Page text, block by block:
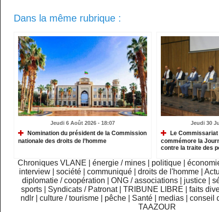
Dans la même rubrique :
Jeudi 6 Août 2026 - 18:07
Nomination du président de la Commission
nationale des droits de l’homme
Jeudi 30
Le
commémore la
contre la traite des
Chroniques VLANE énergie / mines politique
interview
|société |communiqué |droits de l'homme |
diplomatie / coopération
ONG / associations justice
sports
Syndicats / Patronat TRIBUNE LIBRE
faits
ndlr
|culture / tourisme pêche Santé medias |conseil
TAAZOUR